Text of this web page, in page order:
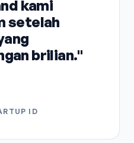
kami
setelah
brilian."
ID